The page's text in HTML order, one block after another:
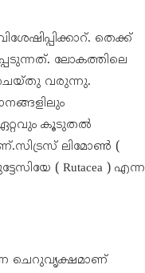
തെക്ക്
ലോകത്തിലെ
ചെയ്തു വരുന്നു.
കൂടുതൽ
ലിമോൺ (
( Rutacea ) എന്ന
ചെറുവൃക്ഷമാണ്